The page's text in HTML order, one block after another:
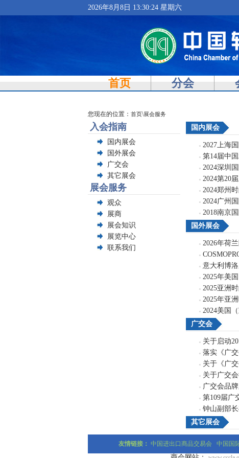
2026年8月8日 13:30:24 星期六
首页 分会
您现在的位置： 首页\展会服务
入会指南
国内展会
国外展会
广交会
其它展会
展会服务
观众
展商
展会知识
展览中心
联系我们
国内展会
● 2027上海
● 第14届中
● 2024深圳
● 2024第20
● 2024郑州
● 2024广州
● 2018南京
国外展会
● 2026年荷
●
● 意大利博
● 2025年美
● 2025亚洲
● 2025年亚
● 2024美国
广交会
● 关于启动
● 落实《广
● 关于《广
● 关于广交
● 广交会品
● 第109届广
● 钟山副部
其它展会
友情链接： 中国进出口商品交易会 中国国